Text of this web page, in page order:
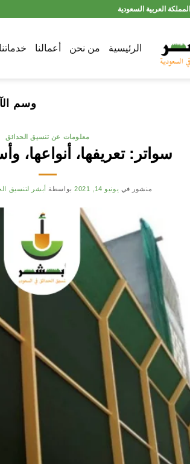
العربية السعودية
الرئيسية من نحن أعمالنا خدماتنا
وسم
معلومات عن تنسيق الحدائق
سواتر: تعريفها، أنواعها،
منشور في يونيو 14, 2021 بواسطة أبشر لتنسيق